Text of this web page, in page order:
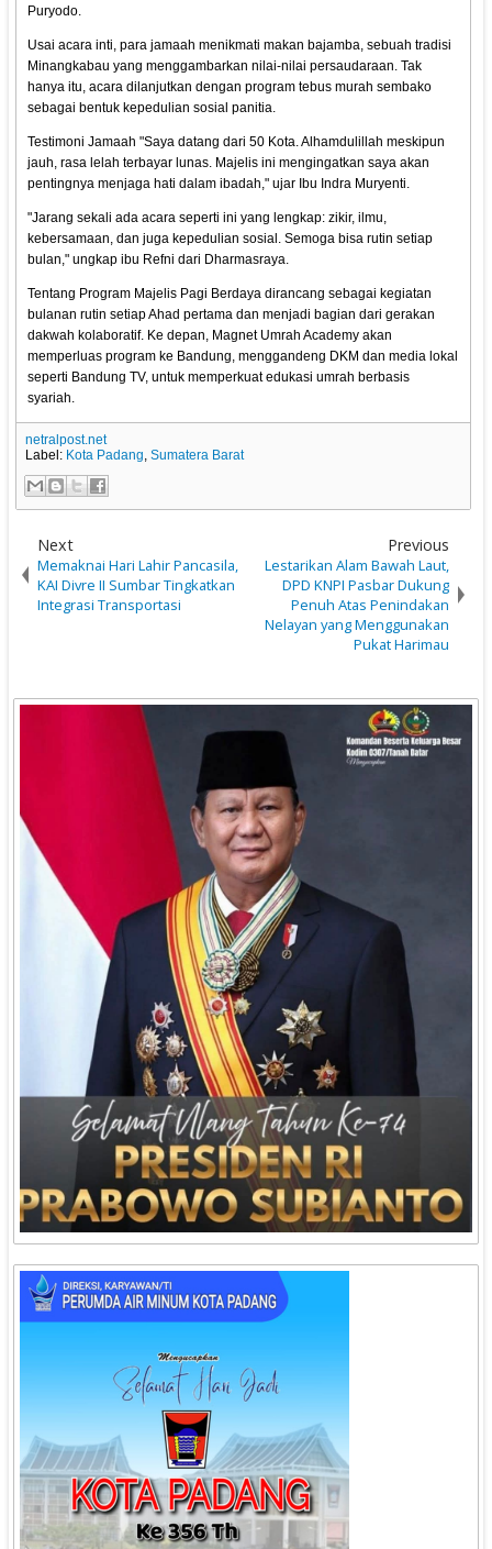
Puryodo.
Usai acara inti, para jamaah menikmati makan bajamba, sebuah tradisi
Minangkabau yang menggambarkan nilai-nilai persaudaraan. Tak
hanya itu, acara dilanjutkan dengan program tebus murah sembako
sebagai bentuk kepedulian sosial panitia.
Testimoni Jamaah "Saya datang dari 50 Kota. Alhamdulillah meskipun
jauh, rasa lelah terbayar lunas. Majelis ini mengingatkan saya akan
pentingnya menjaga hati dalam ibadah," ujar Ibu Indra Muryenti.
"Jarang sekali ada acara seperti ini yang lengkap: zikir, ilmu,
kebersamaan, dan juga kepedulian sosial. Semoga bisa rutin setiap
bulan," ungkap ibu Refni dari Dharmasraya.
Tentang Program Majelis Pagi Berdaya dirancang sebagai kegiatan
bulanan rutin setiap Ahad pertama dan menjadi bagian dari gerakan
dakwah kolaboratif. Ke depan, Magnet Umrah Academy akan
memperluas program ke Bandung, menggandeng DKM dan media lokal
seperti Bandung TV, untuk memperkuat edukasi umrah berbasis
syariah.
netralpost.net
Label: Kota Padang,Sumatera Barat
Next
Memaknai Hari Lahir Pancasila,
KAI Divre II Sumbar Tingkatkan
Integrasi Transportasi
Previous
Lestarikan Alam Bawah Laut,
DPD KNPI Pasbar Dukung
Penuh Atas Penindakan
Nelayan yang Menggunakan
Pukat Harimau